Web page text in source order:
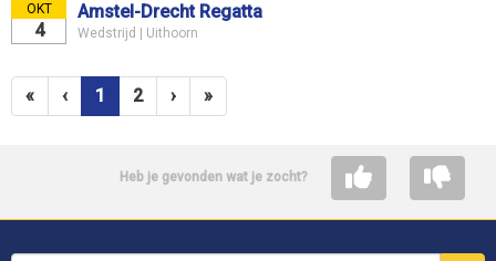
OKT
4
Amstel-Drecht Regatta
Wedstrijd | Uithoorn
« ‹ 1 (huidige)
2 › »
Heb je gevonden wat je zocht?